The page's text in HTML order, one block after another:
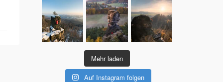
Mehr laden
Auf Instagram folgen